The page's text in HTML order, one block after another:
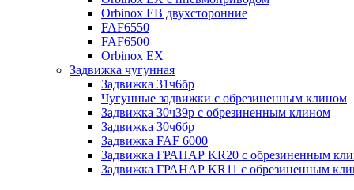
Orbinox EB двухсторонние
FAF6550
FAF6500
Orbinox EX
Задвижка чугунная
Задвижка 31ч6бр
Чугунные задвижки с обрезиненным клином
Задвижка 30ч39р с обрезиненным клином
Задвижка 30ч6бр
Задвижка FAF 6000
Задвижка ГРАНАР KR20 с обрезиненным
Задвижка ГРАНАР KR11 с обрезиненным